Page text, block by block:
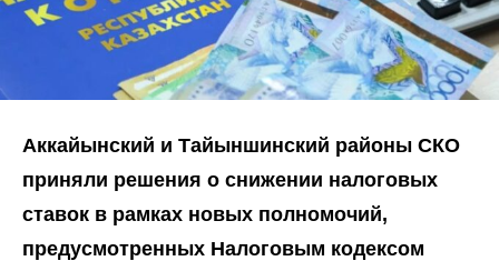
Аккайынский и Тайыншинский районы СКО
приняли решения о снижении налоговых
ставок в рамках новых полномочий,
предусмотренных Налоговым кодексом